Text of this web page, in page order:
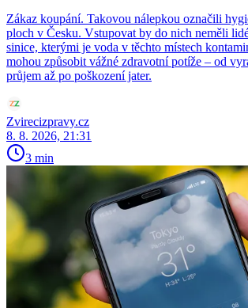
Zákaz koupání. Takovou nálepkou označili
ploch v Česku. Vstupovat by do nich neměli
sinice, kterými je voda v těchto místech
mohou způsobit vážné zdravotní potíže – od
průjem až po poškození jater.
Zvirecizpravy.cz
8. 8. 2026, 21:31
3 min